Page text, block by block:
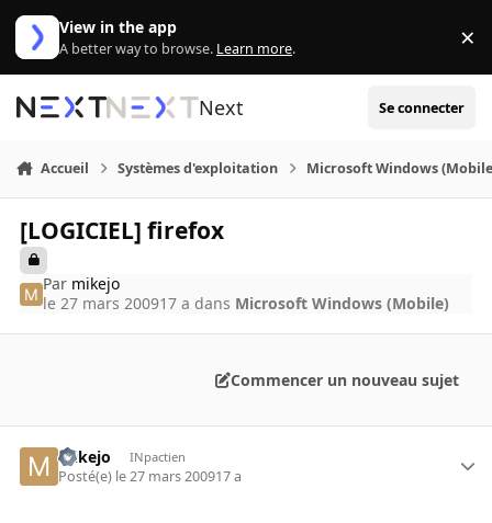
Aller au contenu
View in the app
A better way to browse. Learn more. ×
Next Se connecter
Accueil Systèmes d'exploitation Microsoft Windows
[LOGICIEL] firefox
Par mikejo
le 27 mars 200917 a dans Microsoft Windows (Mobile)
Commencer un nouveau sujet
mikejo INpactien
Posté(e) le 27 mars 200917 a